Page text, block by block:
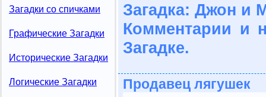
Загадки со спичками
Графические Загадки
Исторические Загадки
Логические Загадки
Загадка: Джон и
Комментарии и
Загадке.
Продавец лягушек